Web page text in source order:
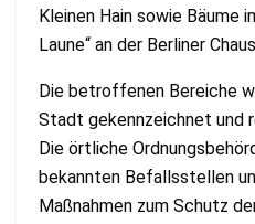
Kleinen Hain sowie Bäume
Laune“ an der Berliner
Die betroffenen Bereiche
Stadt gekennzeichnet und
Die örtliche
bekannten Befallsstellen
Maßnahmen zum Schutz